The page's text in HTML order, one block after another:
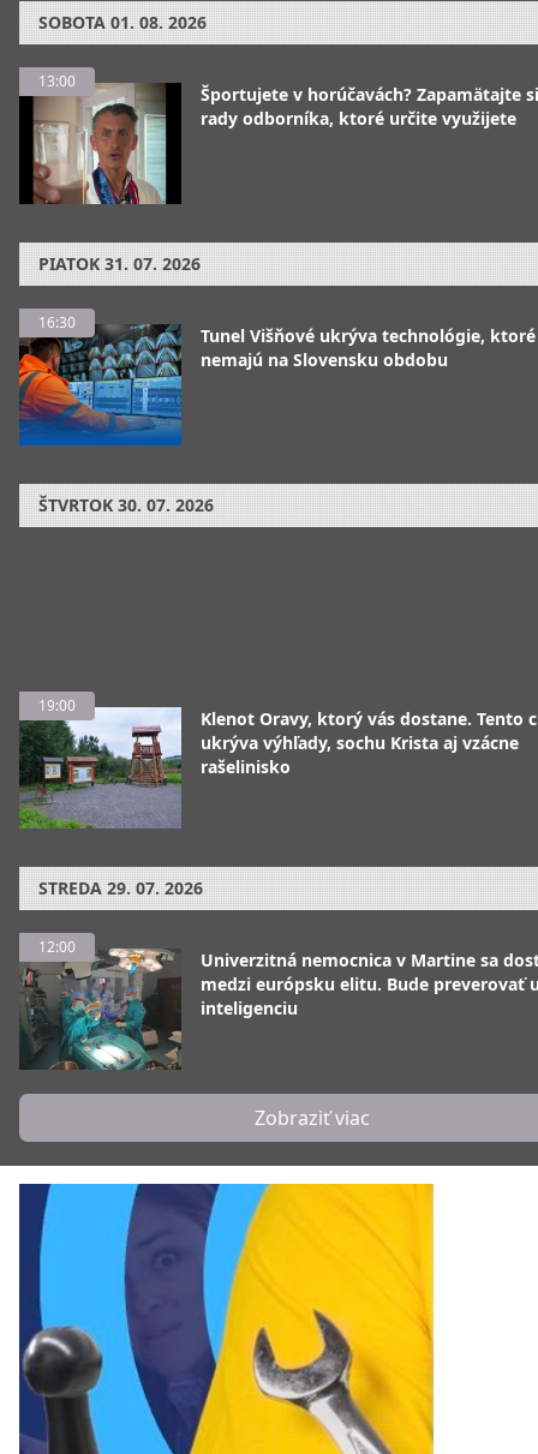
SOBOTA 01. 08. 2026
13:00
Športujete v horúčavách? Zapamätajte
rady odborníka, ktoré určite využijete
PIATOK 31. 07. 2026
16:30
Tunel Višňové ukrýva technológie, ktoré
nemajú na Slovensku obdobu
ŠTVRTOK 30. 07. 2026
19:00
Klenot Oravy, ktorý vás dostane. Tento
ukrýva výhľady, sochu Krista aj vzácne
rašelinisko
STREDA 29. 07. 2026
12:00
Univerzitná nemocnica v Martine sa
medzi európsku elitu. Bude preverovať
inteligenciu
Zobraziť viac